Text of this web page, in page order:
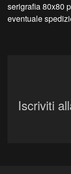
serigrafia 80x80
eventuale
Iscriviti